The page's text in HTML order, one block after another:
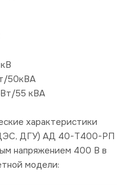
50кВА
55 кВА
характеристики
ДГУ) АД 40-Т400-РП
напряжением 400 В в
модели: